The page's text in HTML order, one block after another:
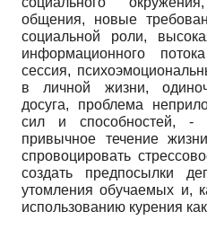
общения, новые
социальной роли,
информационного
сессия,
в личной жизни,
досуга, проблема
сил и способностей, -
привычное течение
спровоцировать
создать предпосылки
утомления обучаемых и,
использованию курения